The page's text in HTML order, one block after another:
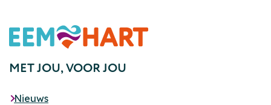
Footer
MET JOU,VOOR JOU
Nieuws